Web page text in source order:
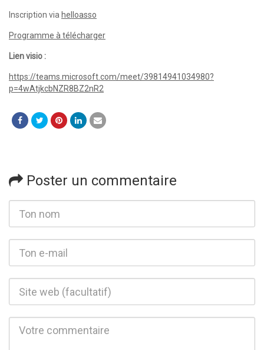
Inscription via helloasso
Programme à télécharger
Lien visio :
https://teams.microsoft.com/meet/39814941034980?
p=4wAtjkcbNZR8BZ2nR2
Poster un commentaire